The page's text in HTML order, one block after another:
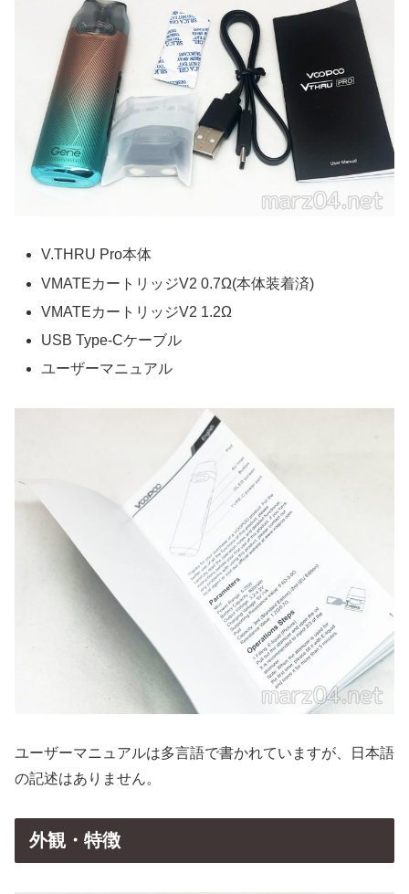
V.THRU Pro本体
VMATEカートリッジV2 0.7Ω(本体装着済)
VMATEカートリッジV2 1.2Ω
USB Type-Cケーブル
ユーザーマニュアル
ユーザーマニュアルは多言語で書かれていますが、日本語
の記述はありません。
外観・特徴